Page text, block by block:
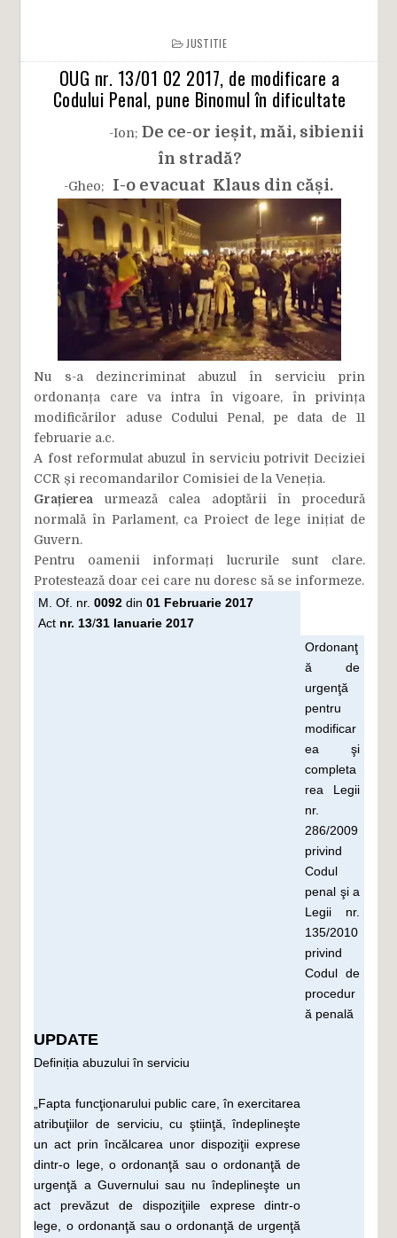
JUSTITIE
OUG nr. 13/01 02 2017, de modificare a
Codului Penal, pune Binomul în dificultate
-Ion; De ce-or ieșit, măi, sibienii
în stradă?
-Gheo; I-o evacuat Klaus din căși.
Nu s-a dezincriminat abuzul în serviciu prin
ordonanța care va intra în vigoare, în privința
modificărilor aduse Codului Penal, pe data de 11
februarie a.c.
A fost reformulat abuzul în serviciu potrivit Deciziei
CCR și recomandarilor Comisiei de la Veneția.
Grațierea urmează calea adoptării în procedură
normală în Parlament, ca Proiect de lege inițiat de
Guvern.
Pentru oamenii informați lucrurile sunt clare.
Protestează doar cei care nu doresc să se informeze.
M. Of. nr. 0092 din01 Februarie 2017
Act nr. 13/31 Ianuarie 2017
Ordonanţ
ă de
urgenţă
pentru
modificar
ea şi
completa
rea Legii
nr.
286/2009
privind
Codul
penal şi a
Legii nr.
135/2010
privind
Codul de
procedur
ă penală
UPDATE
Definiția abuzului în serviciu
„Fapta funcţionarului public care, în exercitarea
atribuţiilor de serviciu, cu ştiinţă, îndeplineşte
un act prin încălcarea unor dispoziţii exprese
dintr-o lege, o ordonanţă sau o ordonanţă de
urgenţă a Guvernului sau nu îndeplineşte un
act prevăzut de dispoziţiile exprese dintr-o
lege, o ordonanţă sau o ordonanţă de urgenţă